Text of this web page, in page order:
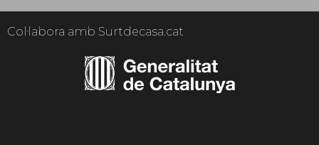
Col·labora amb Surtdecasa.cat